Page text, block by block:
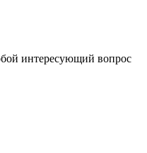
интересующий вопрос